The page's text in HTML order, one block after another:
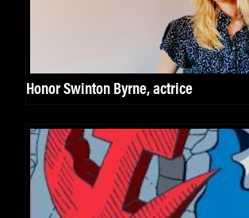
Honor Swinton Byrne, actrice